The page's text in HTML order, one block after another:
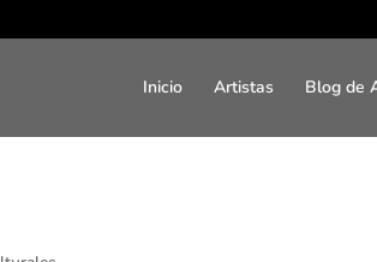
Inicio Artistas Blog de